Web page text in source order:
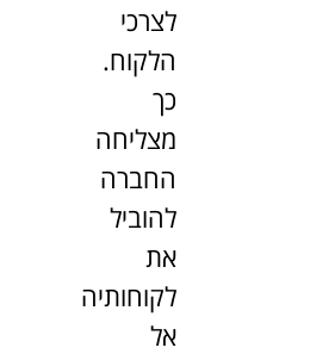
לצרכי
הלקוח.
כך
מצליחה
החברה
להוביל
את
לקוחותיה
אל